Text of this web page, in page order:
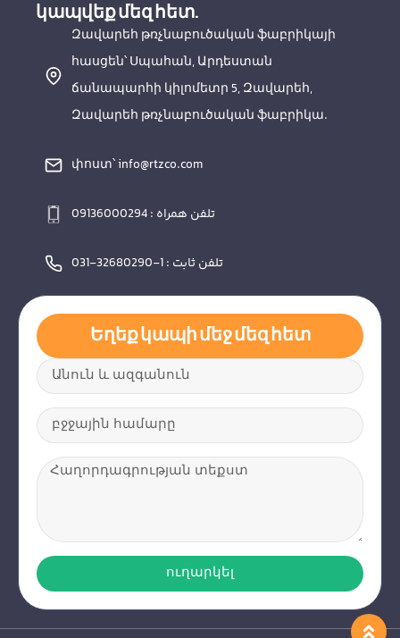
կապվեք մեզ հետ.
Զավարեհ թռչնաբուծական ֆաբրիկայի
հասցեն՝ Սպահան, Արդեստան
ճանապարհի կիլոմետր 5, Զավարեհ,
Զավարեհ թռչնաբուծական ֆաբրիկա.
փոստ՝ info@rtzco.com
تلفن همراه : 09136000294
تلفن ثابت : 1-32680290-031
Եղեք կապի մեջ մեզ հետ
ուղարկել